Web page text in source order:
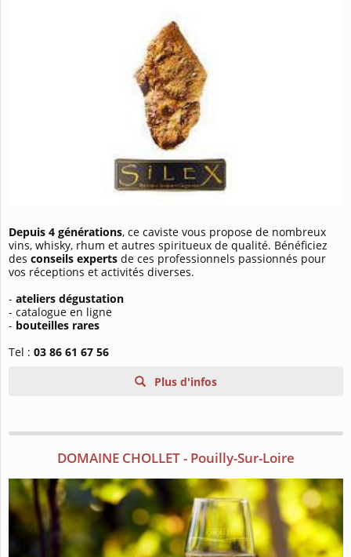
Depuis 4 générations, ce caviste vous propose de nombreux
vins, whisky, rhum et autres spiritueux de qualité. Bénéficiez
des conseils experts de ces professionnels passionnés pour
vos réceptions et activités diverses.
- ateliers dégustation
- catalogue en ligne
- bouteilles rares
Tel : 03 86 61 67 56
Plus d'infos
DOMAINE CHOLLET - Pouilly-Sur-Loire